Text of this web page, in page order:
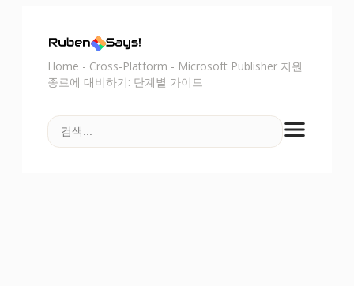
Home - Cross-Platform - Microsoft Publisher 지원
종료에 대비하기: 단계별 가이드